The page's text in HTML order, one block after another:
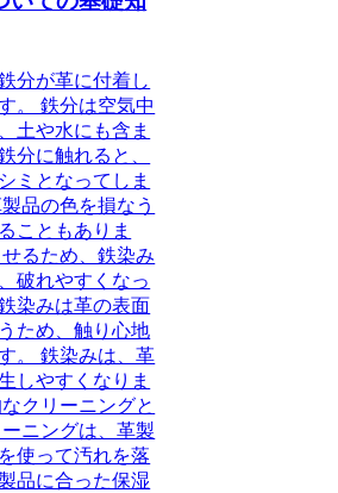
分が革に付着し
。 鉄分は空気中
土や水にも含ま
分に触れると、
ミとなってしま
品の色を損なう
こともありま
るため、鉄染み
破れやすくなっ
染みは革の表面
ため、触り心地
。 鉄染みは、革
しやすくなりま
クリーニングと
ニングは、革製
使って汚れを落
品に合った保湿